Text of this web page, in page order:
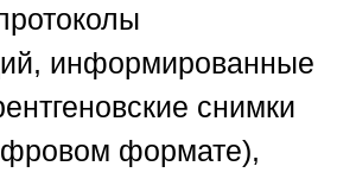
информированные
снимки
формате),